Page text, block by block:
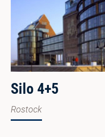
Silo 4+5
Rostock